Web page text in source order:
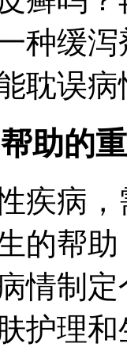
种缓
耽误病
助的
疾病
的帮
情制
护理